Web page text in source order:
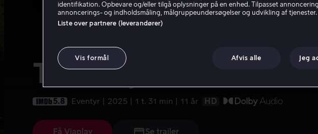
The Legend of Ochi
5.8 Eventyr 2025 1 t. 31 min 11 år HD
Få Viaplay Se trailer
identifikation. Opbevare og/eller tilgå oplysninger på en enhed. Tilpasset
annoncerings- og indholdsmåling, målgruppeundersøgelser og udvikling af tjenester.
Liste over partnere (leverandører)
Vis formål Afvis alle Jeg